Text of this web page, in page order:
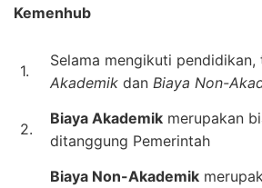
Kemenhub
1.
Selama mengikuti pendidikan,
Akademik dan Biaya Non-
2.
Biaya Akademik merupakan
ditanggung Pemerintah
Biaya Non-Akademik